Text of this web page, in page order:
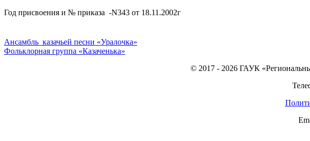
Год присвоения и № приказа -N343 от 18.11.2002г
Ансамбль казачьей песни «Уралочка»
Фольклорная группа «Казаченька»
© 2017 - 2026 ГАУК